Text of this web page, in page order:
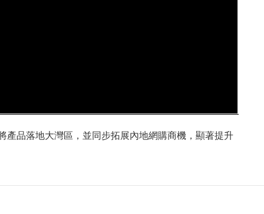
產品落地大灣區，並同步拓展內地網購商機，顯著提升